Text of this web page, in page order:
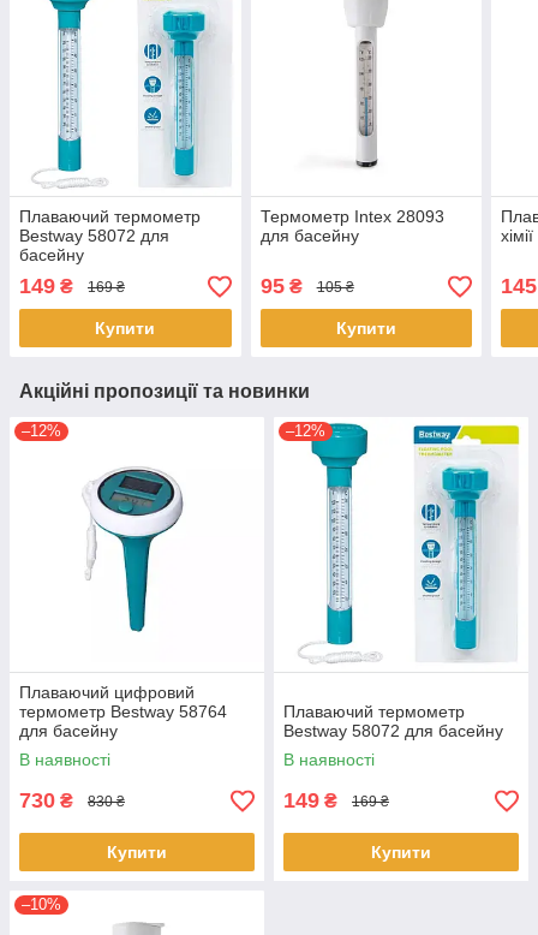
Плаваючий термометр
Bestway 58072 для
басейну
149 ₴ 169 ₴
Купити
Термометр Intex 28093
для басейну
95₴ 105 ₴
Купити
145
Акційні пропозиції та новинки
–12%
Плаваючий цифровий
термометр Bestway 58764
для басейну
В наявності
730 ₴ 830 ₴
Купити
–12%
Плаваючий термометр
Bestway 58072 для басейну
В наявності
149 ₴ 169 ₴
Купити
–10%